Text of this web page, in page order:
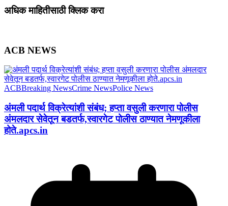
अधिक माहितीसाठी क्लिक करा
ACB NEWS
ACBBreaking NewsCrime NewsPolice News
अंमली पदार्थ विक्रेत्यांशी संबंध; हप्ता वसुली करणारा पोलीस
अंमलदार सेवेतून बडतर्फ,स्वारगेट पोलीस ठाण्यात नेमणूकीला
होते.apcs.in